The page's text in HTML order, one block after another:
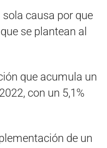
causa por que
se plantean al
que acumula un
con un 5,1%
de un